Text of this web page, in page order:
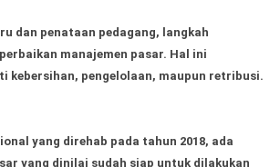
dan penataan pedagang, langkah
manajemen pasar. Hal ini
kebersihan, pengelolaan, maupun retribusi.
yang direhab pada tahun 2018, ada
yang dinilai sudah siap untuk dilakukan